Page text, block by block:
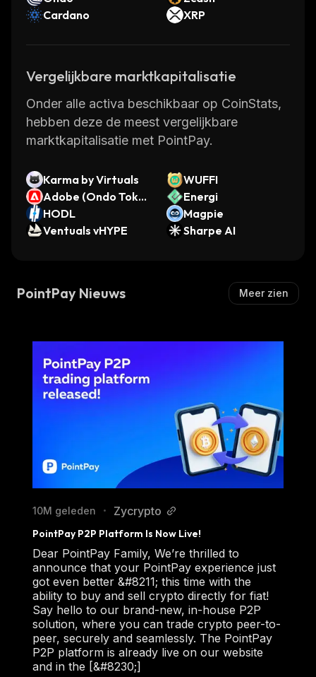
Cardano
XRP
Vergelijkbare marktkapitalisatie
Onder alle activa beschikbaar op CoinStats,
hebben deze de meest vergelijkbare
marktkapitalisatie met PointPay.
Karma by Virtuals
WUFFI
Adobe (Ondo Toke
nized Stock)
Energi
HODL
Magpie
Ventuals vHYPE
Sharpe AI
PointPay Nieuws Meer zien
10M geleden • Zycrypto
PointPay P2P Platform Is Now Live!
Dear PointPay Family, We’re thrilled to
announce that your PointPay experience just
got even better &#8211; this time with the
ability to buy and sell crypto directly for fiat!
Say hello to our brand-new, in-house P2P
solution, where you can trade crypto peer-to-
peer, securely and seamlessly. The PointPay
P2P platform is already live on our website
and in the [&#8230;]